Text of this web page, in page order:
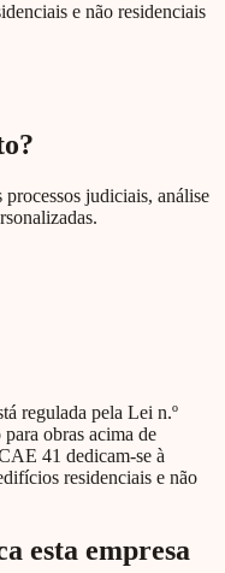
e não residenciais
judiciais, análise
regulada pela Lei n.º
obras acima de
41 dedicam-se à
residenciais e não
esta empresa